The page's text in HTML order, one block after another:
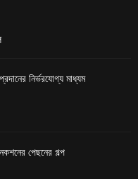
নির্ভরযোগ্য মাধ্যম
পেছনের গল্প